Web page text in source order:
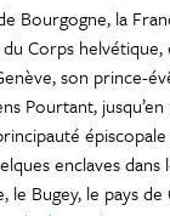
Bourgogne, la
Corps
son prince-
Pourtant, jusqu’en
enclaves dans
Bugey, le pays de